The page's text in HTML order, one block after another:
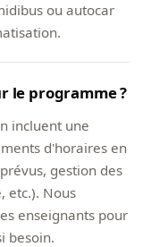
ou autocar
le programme ?
incluent une
d'horaires en
gestion des
etc.). Nous
enseignants pour
besoin.